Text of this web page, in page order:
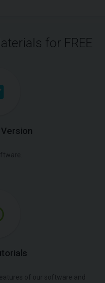
for FREE
of our software and